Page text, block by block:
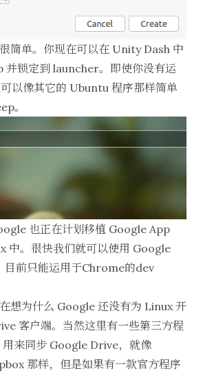
简单。你现在可以在 Unity Dash 中
并锁定到 launcher。即使你没有运
以像其它的 Ubuntu 程序那样简单
。
也正在计划移植 Google App
中。很快我们就可以使用 Google
目前只能运用于Chrome的dev
想为什么 Google 还没有为 Linux 开
客户端。当然这里有一些第三方程
来同步 Google Drive，就像
那样，但是如果有一款官方程序